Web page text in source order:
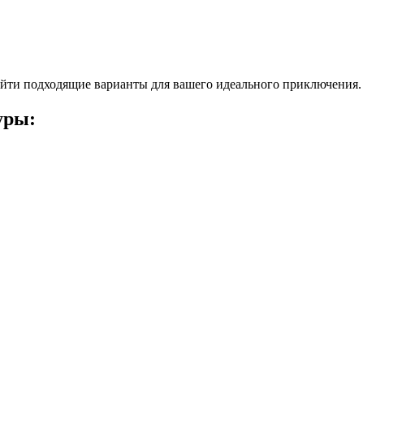
подходящие варианты для вашего идеального приключения.